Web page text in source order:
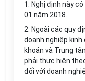
1. Nghị định này
01 năm 2018.
2. Ngoài các quy
doanh nghiệp kinh
khoán và Trung
phải thực hiện
đối với doanh